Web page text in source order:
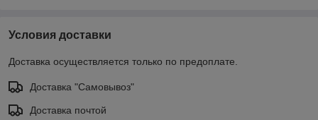
Условия доставки
Доставка осуществляется только по предоплате.
Доставка "Самовывоз"
Доставка почтой